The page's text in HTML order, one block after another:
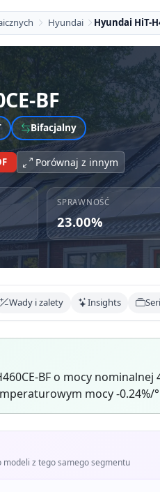
Hyundai Hyundai HiT-
BF
Bifacjalny
Porównaj z innym
SPRAWNOŚĆ
23.00%
Wady i zalety Insights
BF o mocy
mocy -0.24%/
z tego samego segmentu